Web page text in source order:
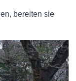
bereiten sie